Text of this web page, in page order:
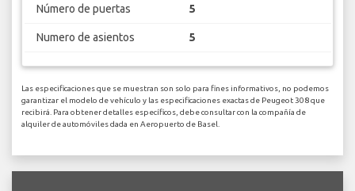
Número de puertas 5
Numero de asientos 5
Las especificaciones que se muestran son solo para fines informativos, no podemos
garantizar el modelo de vehículo y las especificaciones exactas de Peugeot 308 que
recibirá. Para obtener detalles específicos, debe consultar con la compañía de
alquiler de automóviles dada en Aeropuerto de Basel.